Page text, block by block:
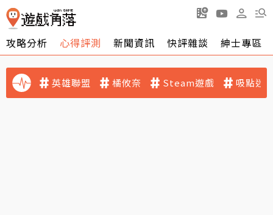
攻略分析 心得評測 新聞資訊 快評雜談 紳士專區
英雄聯盟 橘攸奈 Steam遊戲 吸點迷